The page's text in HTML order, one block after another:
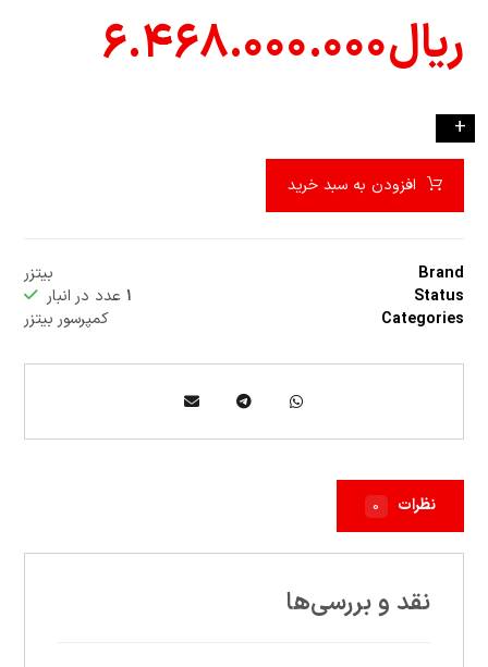
ریال۶.۴۶۸.۰۰۰.۰۰۰
+
افزودن به سبد خرید
Brand
بیتزر
Status
۱ عدد در انبار
Categories
کمپرسور بیتزر
نظرات ۰
نقد و بررسی‌ها